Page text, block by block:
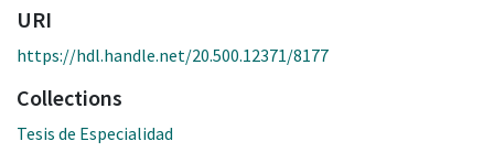
URI
https://hdl.handle.net/20.500.12371/8177
Collections
Tesis de Especialidad